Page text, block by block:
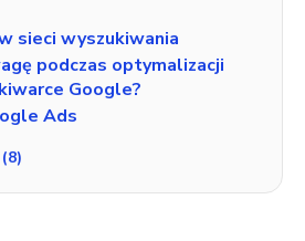
sieci wyszukiwania
podczas optymalizacji
Google?
Ads